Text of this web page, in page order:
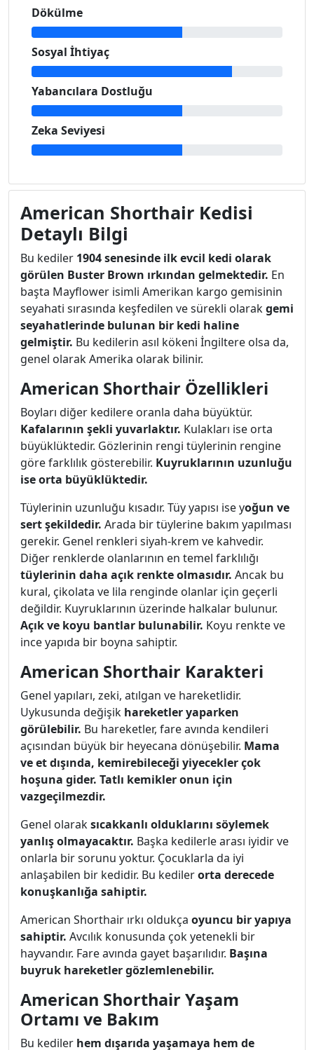
Dökülme
Sosyal İhtiyaç
Yabancılara Dostluğu
Zeka Seviyesi
American Shorthair Kedisi
Detaylı Bilgi
Bu kediler 1904 senesinde ilk evcil kedi olarak
görülen Buster Brown ırkından gelmektedir. En
başta Mayflower isimli Amerikan kargo gemisinin
seyahati sırasında keşfedilen ve sürekli olarakgemi
seyahatlerinde bulunan bir kedi haline
gelmiştir. Bu kedilerin asıl kökeni İngiltere olsa da,
genel olarak Amerika olarak bilinir.
American Shorthair Özellikleri
Boyları diğer kedilere oranla daha büyüktür.
Kafalarının şekli yuvarlaktır. Kulakları ise orta
büyüklüktedir. Gözlerinin rengi tüylerinin rengine
göre farklılık gösterebilir. Kuyruklarının uzunluğu
ise orta büyüklüktedir.
Tüylerinin uzunluğu kısadır. Tüy yapısı ise yoğun ve
sert şekildedir. Arada bir tüylerine bakım yapılması
gerekir. Genel renkleri siyah-krem ve kahvedir.
Diğer renklerde olanlarının en temel farklılığı
tüylerinin daha açık renkte olmasıdır. Ancak bu
kural, çikolata ve lila renginde olanlar için geçerli
değildir. Kuyruklarının üzerinde halkalar bulunur.
Açık ve koyu bantlar bulunabilir. Koyu renkte ve
ince yapıda bir boyna sahiptir.
American Shorthair Karakteri
Genel yapıları, zeki, atılgan ve hareketlidir.
Uykusunda değişik hareketler yaparken
görülebilir. Bu hareketler, fare avında kendileri
açısından büyük bir heyecana dönüşebilir. Mama
ve et dışında, kemirebileceği yiyecekler çok
hoşuna gider. Tatlı kemikler onun için
vazgeçilmezdir.
Genel olaraksıcakkanlı olduklarını söylemek
yanlış olmayacaktır. Başka kedilerle arası iyidir ve
onlarla bir sorunu yoktur. Çocuklarla da iyi
anlaşabilen bir kedidir. Bu kedilerorta derecede
konuşkanlığa sahiptir.
American Shorthair ırkı oldukça oyuncu bir yapıya
sahiptir. Avcılık konusunda çok yetenekli bir
hayvandır. Fare avında gayet başarılıdır. Başına
buyruk hareketler gözlemlenebilir.
American Shorthair Yaşam
Ortamı ve Bakım
Bu kediler hem dışarıda yaşamaya hem de